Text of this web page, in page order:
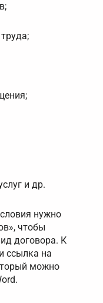
и др.
нужно
чтобы
договора. К
ссылка на
можно